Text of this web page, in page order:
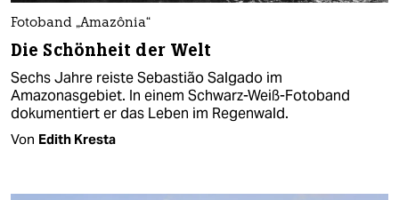
Fotoband „Amazônia“
Die Schönheit der Welt
Sechs Jahre reiste Sebastião Salgado im
Amazonasgebiet. In einem Schwarz-Weiß-Fotoband
dokumentiert er das Leben im Regenwald.
Von Edith Kresta